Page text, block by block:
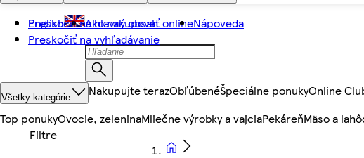
Preskočiť na hlavný obsah
Preskočiť na vyhľadávanie
English Ako nakupovať onlineNápoveda
Všetky kategórie Nakupujte terazObľúbenéŠpeciálne ponukyOnline
Top ponukyOvocie, zeleninaMliečne výrobky a vajciaPekáreňMäso a